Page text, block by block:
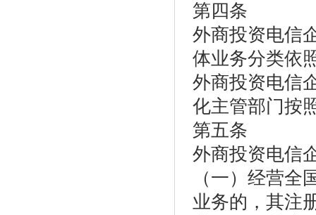
第四条
外商投资电信
体业务分类依
外商投资电信
化主管部门按
第五条
外商投资电信
（一）经营
业务的，其注